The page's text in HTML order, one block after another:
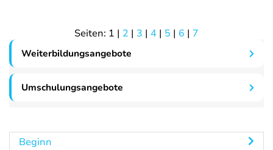
Seiten: 1 | 2 | 3 | 4 | 5 | 6 | 7
Weiterbildungsangebote
Umschulungsangebote
Beginn